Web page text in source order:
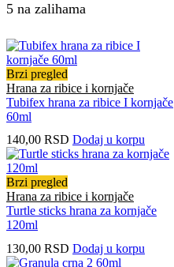
5 na zalihama
Brzi pregled
Hrana za ribice i kornjače
Tubifex hrana za ribice I kornjače
60ml
140,00 RSD Dodaj u korpu
Brzi pregled
Hrana za ribice i kornjače
Turtle sticks hrana za kornjače
120ml
130,00 RSD Dodaj u korpu